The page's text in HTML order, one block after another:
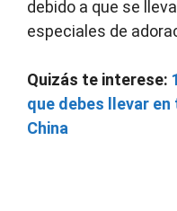
debido a que se
especiales de
Quizás te interese:
que debes llevar
China